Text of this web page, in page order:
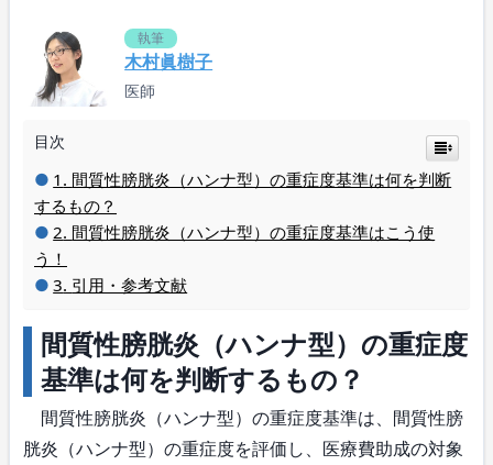
執筆
木村眞樹子
医師
目次
間質性膀胱炎（ハンナ型）の重症度基準は何を判断
するもの？
間質性膀胱炎（ハンナ型）の重症度基準はこう使
う！
引用・参考文献
間質性膀胱炎（ハンナ型）の重症度
基準は何を判断するもの？
間質性膀胱炎（ハンナ型）の重症度基準は、間質性膀
胱炎（ハンナ型）の重症度を評価し、医療費助成の対象